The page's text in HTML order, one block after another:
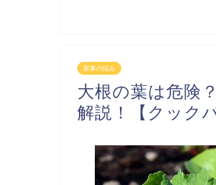
家事の悩み
大根の葉は危険
解説！【クック